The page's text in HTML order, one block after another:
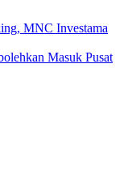
MNC Investama
Masuk Pusat